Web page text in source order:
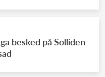
besked på Solliden